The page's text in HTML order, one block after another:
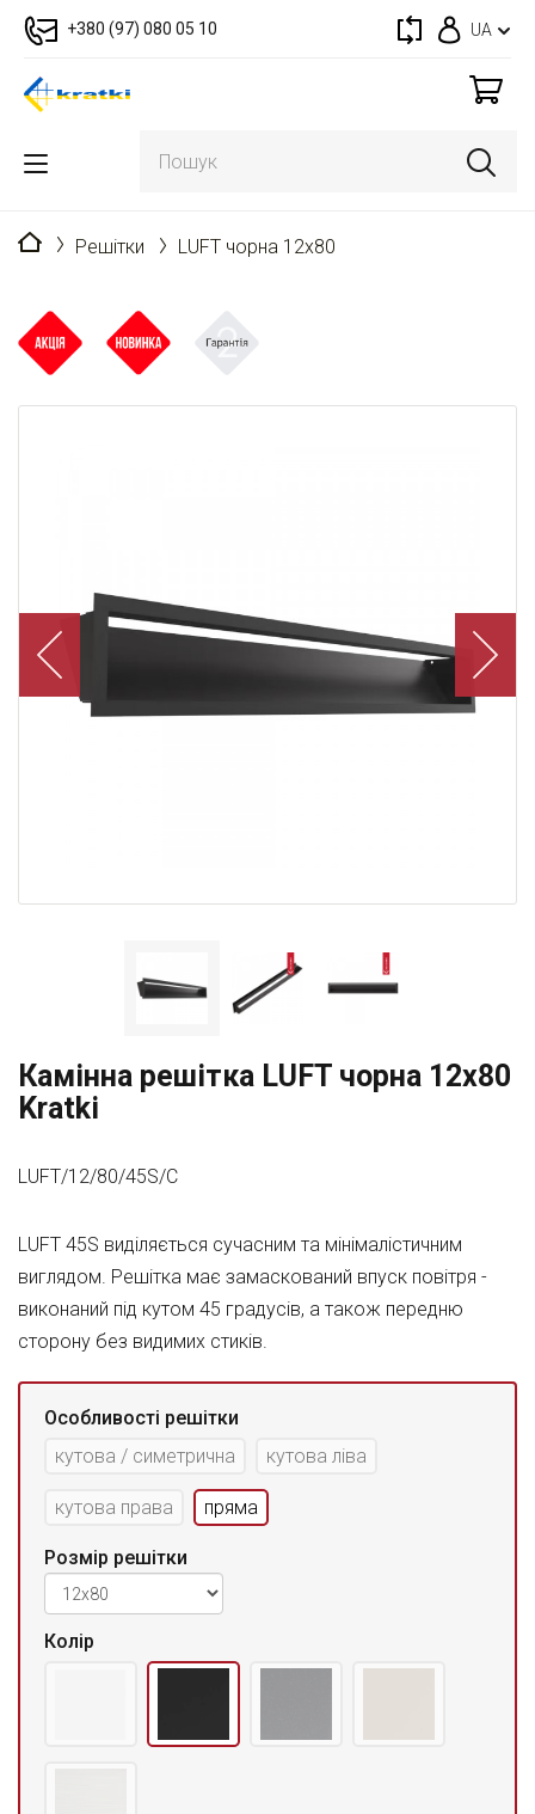
+380 (97) 080 05 10 UA
Головна
Решітки LUFT чорна 12x80
Камінна решітка LUFT чорна 12x80
Kratki
LUFT/12/80/45S/C
LUFT 45S виділяється сучасним та мінімалістичним
виглядом. Решітка має замаскований впуск повітря -
виконаний під кутом 45 градусів, а також передню
сторону без видимих стиків.
Особливості решітки
кутова / симетрична
кутова ліва
кутова права пряма
Розмір решітки
Колір